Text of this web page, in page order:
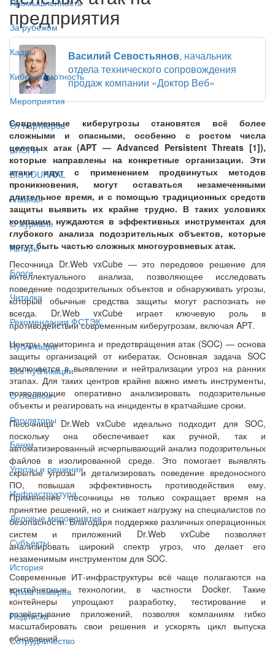
Промышленность
За рубежом
Кадры
Киберграмотность
Мероприятия
От партнёров
БЛОГИ
BIS JOURNAL
Главная
О журнале
Авторы
Блоги
Читалка
Рекомендации ФСТЭК
Публикации
Все публикации
О главном
Регуляторы
Банки
Угрозы и решения
Инфраструктура
Деловые мероприятия
Субъекты
История
Архив номеров
Подписка
Сотрудничество
предприятия
Василий Севостьянов, начальник
отдела технического сопровождения
продаж компании «Доктор Веб»
Современные киберугрозы становятся всё более
сложными и опасными, особенно с ростом числа
целевых атак (APT — Advanced Persistent Threats [1]),
которые направлены на конкретные организации. Эти
атаки идут с применением продвинутых методов
проникновения, могут оставаться незамеченными
длительное время, и с помощью традиционных средств
защиты выявить их крайне трудно. В таких условиях
компании нуждаются в эффективных инструментах для
глубокого анализа подозрительных объектов, которые
могут быть частью сложных многоуровневых атак.
Песочница Dr.Web vxCube — это передовое решение для
интеллектуального анализа, позволяющее исследовать
поведение подозрительных объектов и обнаруживать угрозы,
которые обычные средства защиты могут распознать не
всегда. Dr.Web vxCube играет ключевую роль в
противодействии современным киберугрозам, включая APT.
Центры мониторинга и предотвращения атак (SOC) — основа
защиты организаций от кибератак. Основная задача SOC
заключается в выявлении и нейтрализации угроз на ранних
этапах. Для таких центров крайне важно иметь инструменты,
позволяющие оперативно анализировать подозрительные
объекты и реагировать на инциденты в кратчайшие сроки.
Песочница Dr.Web vxCube идеально подходит для SOC,
поскольку она обеспечивает как ручной, так и
автоматизированный исчерпывающий анализ подозрительных
файлов в изолированной среде. Это помогает выявлять
скрытые угрозы и детализировать поведение вредоносного
ПО, повышая эффективность противодействия ему.
Применение песочницы не только сокращает время на
принятие решений, но и снижает нагрузку на специалистов по
безопасности. Благодаря поддержке различных операционных
систем и приложений Dr.Web vxCube позволяет
анализировать широкий спектр угроз, что делает его
незаменимым инструментом для SOC.
Современные ИТ-инфраструктуры всё чаще полагаются на
контейнерные технологии, в частности Docker. Такие
контейнеры упрощают разработку, тестирование и
развёртывание приложений, позволяя компаниям гибко
масштабировать свои решения и ускорять цикл выпуска
обновлений.